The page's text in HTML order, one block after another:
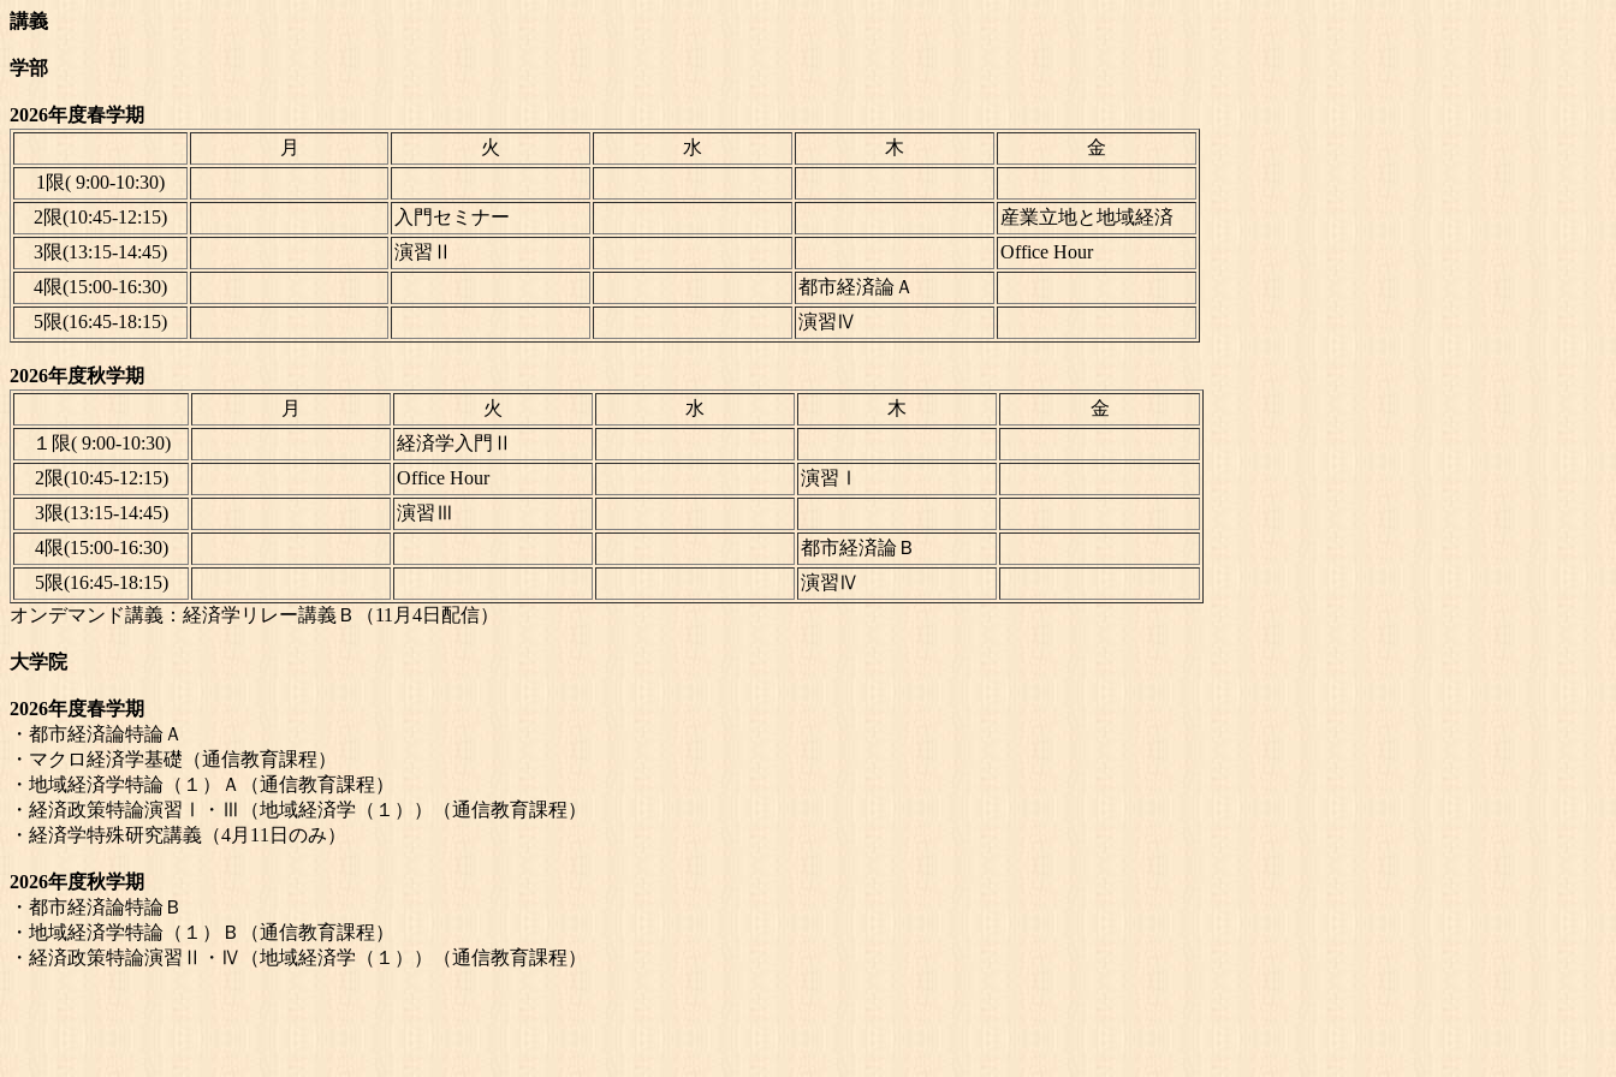
講義
学部
2026年度春学期
月
火 水 木
金
1限( 9:00-10:30)
2限(10:45-12:15)
入門セミナー
産業立地と地域経済
3限(13:15-14:45)
演習Ⅱ
Office Hour
4限(15:00-16:30)
都市経済論Ａ
5限(16:45-18:15)
演習Ⅳ
2026年度秋学期
月
火 水 木
金
１限( 9:00-10:30)
経済学入門Ⅱ
2限(10:45-12:15)
Office Hour
演習Ⅰ
3限(13:15-14:45)
演習Ⅲ
4限(15:00-16:30)
都市経済論Ｂ
5限(16:45-18:15)
演習Ⅳ
オンデマンド講義：経済学リレー講義Ｂ（11月4日配信）
大学院
2026年度春学期
・都市経済論特論Ａ
・マクロ経済学基礎（通信教育課程）
・地域経済学特論（１）Ａ（通信教育課程）
・経済政策特論演習Ⅰ・Ⅲ（地域経済学（１））（通信教育課程）
・経済学特殊研究講義（4月11日のみ）
2026年度秋学期
・都市経済論特論Ｂ
・地域経済学特論（１）Ｂ（通信教育課程）
・経済政策特論演習Ⅱ・Ⅳ（地域経済学（１））（通信教育課程）